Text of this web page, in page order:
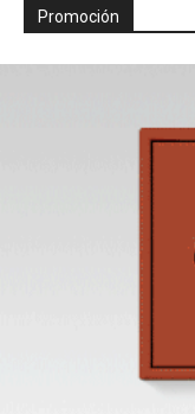
Promoción